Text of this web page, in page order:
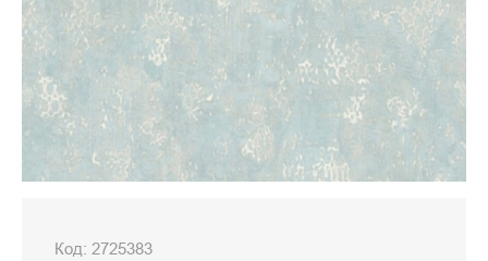
Код: 2725383